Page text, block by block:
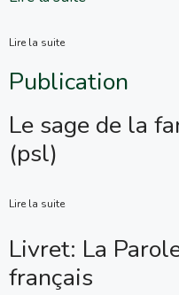
Lire la suite
Publication
Le sage de la
(psl)
Lire la suite
Livret: La
français